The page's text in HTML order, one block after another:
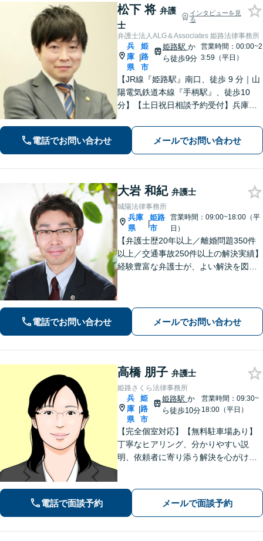
松下 将 弁護
士
インタビューを見
る
弁護士法人ALG＆Associates 姫路法律事務所
兵
庫
県
|
姫
路
市
姫路駅 か
ら徒歩9分
営業時間：00:00~2
3:59（平日）
【JR線『姫路駅』南口、徒歩 9 分｜山
陽電気鉄道本線『手柄駅』、徒歩10
分】【土日祝日相談予約受付】兵庫県
と専門性を持つ弁護士が解決を目指し
電話でお問い合わせ メールでお問い合わせ
大岩 和紀 弁護士
城陽法律事務所
兵庫
県
|
姫路
市
営業時間：09:00~18:00（平
日）
【弁護士歴20年以上／離婚問題350件
以上／交通事故250件以上の解決実績】
経験豊富な弁護士が、よい解決を図り
事故／借金・債務整理のご相談もお任
せ！
電話でお問い合わせ メールでお問い合わせ
高橋 朋子 弁護士
姫路さくら法律事務所
兵
庫
県
|
姫
路
市
姫路駅 か
ら徒歩10分
営業時間：09:30~
18:00（平日）
【完全個室対応】【無料駐車場あり】
丁寧なヒアリング、分かりやすい説
明、依頼者に寄り添う解決を心がけて
し、賃料請求、区分所有等）に関する
問題についてもご相談下さい。
電話で面談予約 メールで面談予約